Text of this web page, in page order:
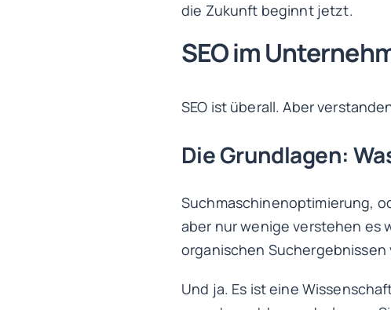
die Zukunft beginnt jetzt.
SEO im
SEO ist überall. Aber
Die Grundlagen:
Suchmaschinenoptimierung,
aber nur wenige verstehen es
organischen Suchergebnissen
Und ja. Es ist eine